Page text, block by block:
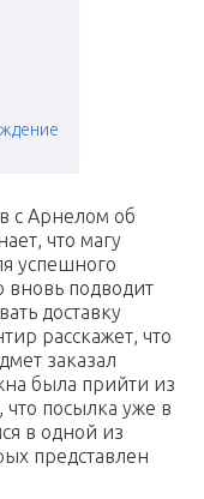
с Арнелом об
что магу
успешного
вновь подводит
доставку
расскажет, что
заказал
была прийти из
посылка уже в
в одной из
представлен